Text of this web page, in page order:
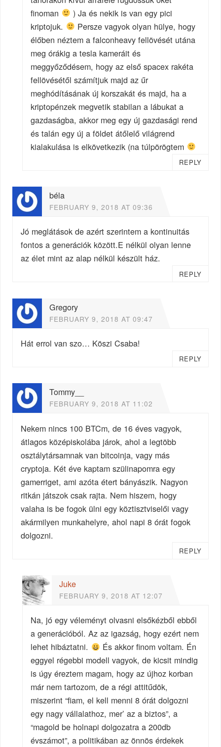
finoman
) Ja és nekik is van egy pici
kriptojuk.
Persze vagyok olyan hülye, hogy
élőben néztem a falconheavy fellövését utána
meg órákig a tesla kameráit és
meggyőződésem, hogy az első spacex rakéta
fellövésétől számítjuk majd az űr
meghódításának új korszakát és majd, ha a
kriptopénzek megvetik stabilan a lábukat a
gazdaságba, akkor meg egy új gazdasági rend
és talán egy új a földet átőlelő világrend
kialakulása is elkövetkezik (na túlpörögtem
REPLY
béla
FEBRUARY 9, 2018 AT 09:36
Jó meglátások de azért szerintem a kontinuitás
fontos a generációk között.E nélkül olyan lenne
az élet mint az alap nélkül készült ház.
REPLY
Gregory
FEBRUARY 9, 2018 AT 09:47
Hát errol van szo… Köszi Csaba!
REPLY
Tommy__
FEBRUARY 9, 2018 AT 11:02
Nekem nincs 100 BTCm, de 16 éves vagyok,
átlagos középiskolába járok, ahol a legtöbb
osztálytársamnak van bitcoinja, vagy más
cryptoja. Két éve kaptam szülinapomra egy
gamerriget, ami azóta étert bányászik. Nagyon
ritkán játszok csak rajta. Nem hiszem, hogy
valaha is be fogok ülni egy köztisztviselői vagy
akármilyen munkahelyre, ahol napi 8 órát fogok
dolgozni.
REPLY
Juke
FEBRUARY 9, 2018 AT 12:07
Na, jó egy véleményt olvasni elsőkézből ebből
a generációból. Az az igazság, hogy ezért nem
lehet hibáztatni.
És akkor finom voltam. Én
eggyel régebbi modell vagyok, de kicsit mindig
is úgy éreztem magam, hogy az újhoz korban
már nem tartozom, de a régi attitűdök,
miszerint “fiam, el kell menni 8 órát dolgozni
egy nagy vállalathoz, mer’ az a biztos”, a
“magold be holnapi dolgozatra a 200db
évszámot”, a politikában az önnös érdekek